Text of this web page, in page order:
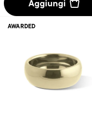
Aggiungi
AWARDED